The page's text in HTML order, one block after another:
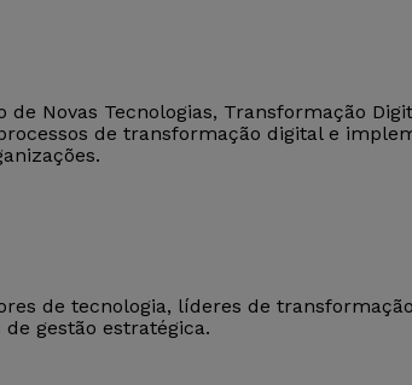
de Novas Tecnologias, Transformação
de transformação digital e
de tecnologia, líderes de
gestão estratégica.